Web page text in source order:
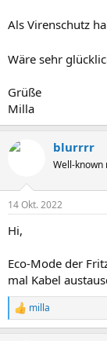
Als Virenschutz
Wäre sehr
Grüße
Milla
blurrrr
Well-known
14 Okt. 2022
Hi,
Eco-Mode der
mal Kabel
R
e
milla